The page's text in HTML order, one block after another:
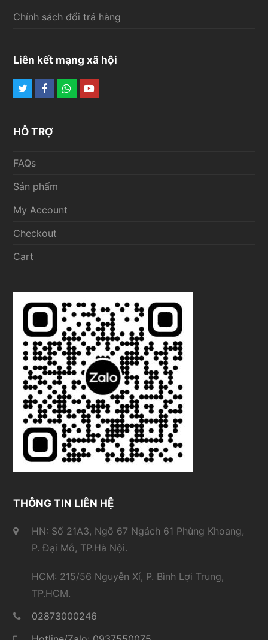
Chính sách đổi trả hàng
Liên kết mạng xã hội
TwitterFacebook
Whatsapp
Youtube
HỖ TRỢ
FAQs
Sản phẩm
My Account
Checkout
Cart
THÔNG TIN LIÊN HỆ
HN: Số 21A3, Ngõ 67 Ngách 61 Phùng Khoang,
P. Đại Mỗ, TP.Hà Nội.
HCM: 215/56 Nguyễn Xí, P. Bình Lợi Trung,
TP.HCM.
02873000246